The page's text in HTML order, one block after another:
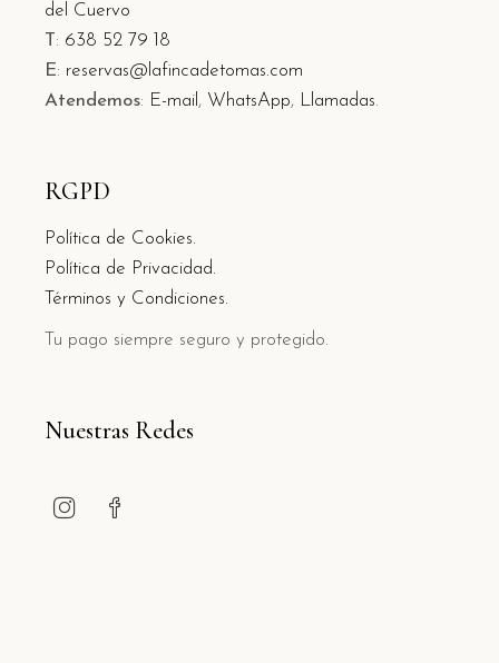
del Cuervo
T: 638 52 79 18
E: reservas@lafincadetomas.com
Atendemos: E-mail , WhatsApp, Llamadas.
RGPD
Política de Cookies.
Política de Privacidad.
Términos y Condiciones.
Tu pago siempre seguro y protegido.
Nuestras Redes